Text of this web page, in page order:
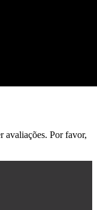
avaliações. Por favor,